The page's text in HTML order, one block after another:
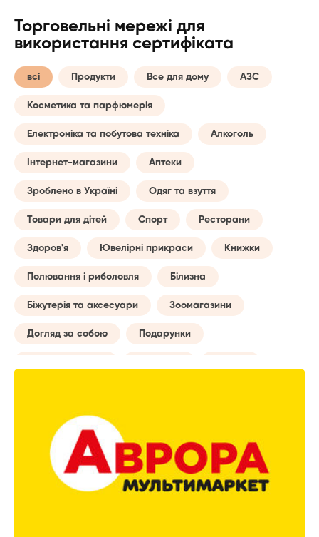
Торговельні мережі для
використання сертифіката
всі Продукти Все для дому АЗС
Косметика та парфюмерія
Електроніка та побутова техніка Алкоголь
Інтернет-магазини Аптеки
Зроблено в Україні Одяг та взуття
Товари для дітей Спорт Ресторани
Здоров'я Ювелірні прикраси Книжки
Полювання і риболовля Білизна
Біжутерія та аксесуари Зоомагазини
Догляд за собою Подарунки
Все для туризму
Дозвілля та відпочинок Годинники
Домашній текстиль